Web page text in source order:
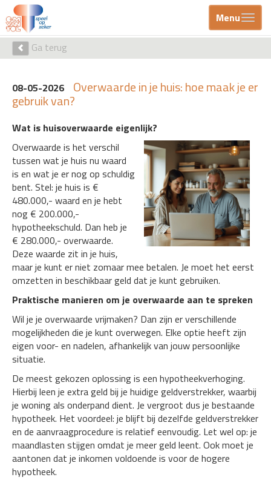
Menu
Ga terug
08-05-2026 Overwaarde in je huis: hoe maak je er
gebruik van?
Wat is huisoverwaarde eigenlijk?
Overwaarde is het verschil
tussen wat je huis nu waard
is en wat je er nog op schuldig
bent. Stel: je huis is €
480.000,- waard en je hebt
nog € 200.000,-
hypotheekschuld. Dan heb je
€ 280.000,- overwaarde.
Deze waarde zit in je huis,
maar je kunt er niet zomaar mee betalen. Je moet het eerst
omzetten in beschikbaar geld dat je kunt gebruiken.
Praktische manieren om je overwaarde aan te spreken
Wil je je overwaarde vrijmaken? Dan zijn er verschillende
mogelijkheden die je kunt overwegen. Elke optie heeft zijn
eigen voor- en nadelen, afhankelijk van jouw persoonlijke
situatie.
De meest gekozen oplossing is een hypotheekverhoging.
Hierbij leen je extra geld bij je huidige geldverstrekker, waarbij
je woning als onderpand dient. Je vergroot dus je bestaande
hypotheek. Het voordeel: je blijft bij dezelfde geldverstrekker
en de aanvraagprocedure is relatief eenvoudig. Let wel op: je
maandlasten stijgen omdat je meer geld leent. Ook moet je
aantonen dat je inkomen voldoende is voor de hogere
hypotheek.